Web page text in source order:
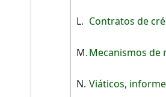
L. Contratos de
M.Mecanismos de
N. Viáticos,